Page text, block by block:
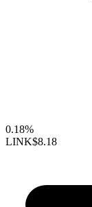
0.18%
LINK$8.18